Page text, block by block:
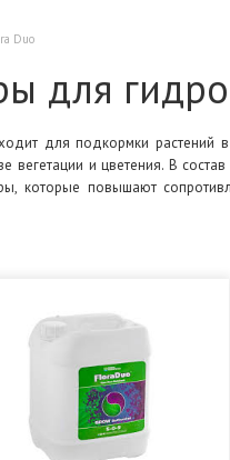
Duo
для
для подкормки растений
вегетации и цветения. В
которые повышают